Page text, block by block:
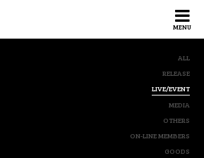
MENU
ALL
RELEASE
LIVE/EVENT
MEDIA
OTHERS
ON-LINE MEMBERS
GOODS